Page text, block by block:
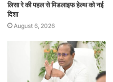
लिसा रे की पहल से मिडलाइफ हेल्थ को नई
दिशा
August 6, 2026